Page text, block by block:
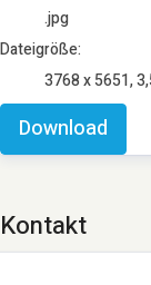
.jpg
Dateigröße:
3768 x 5651,
Download
Kontakt